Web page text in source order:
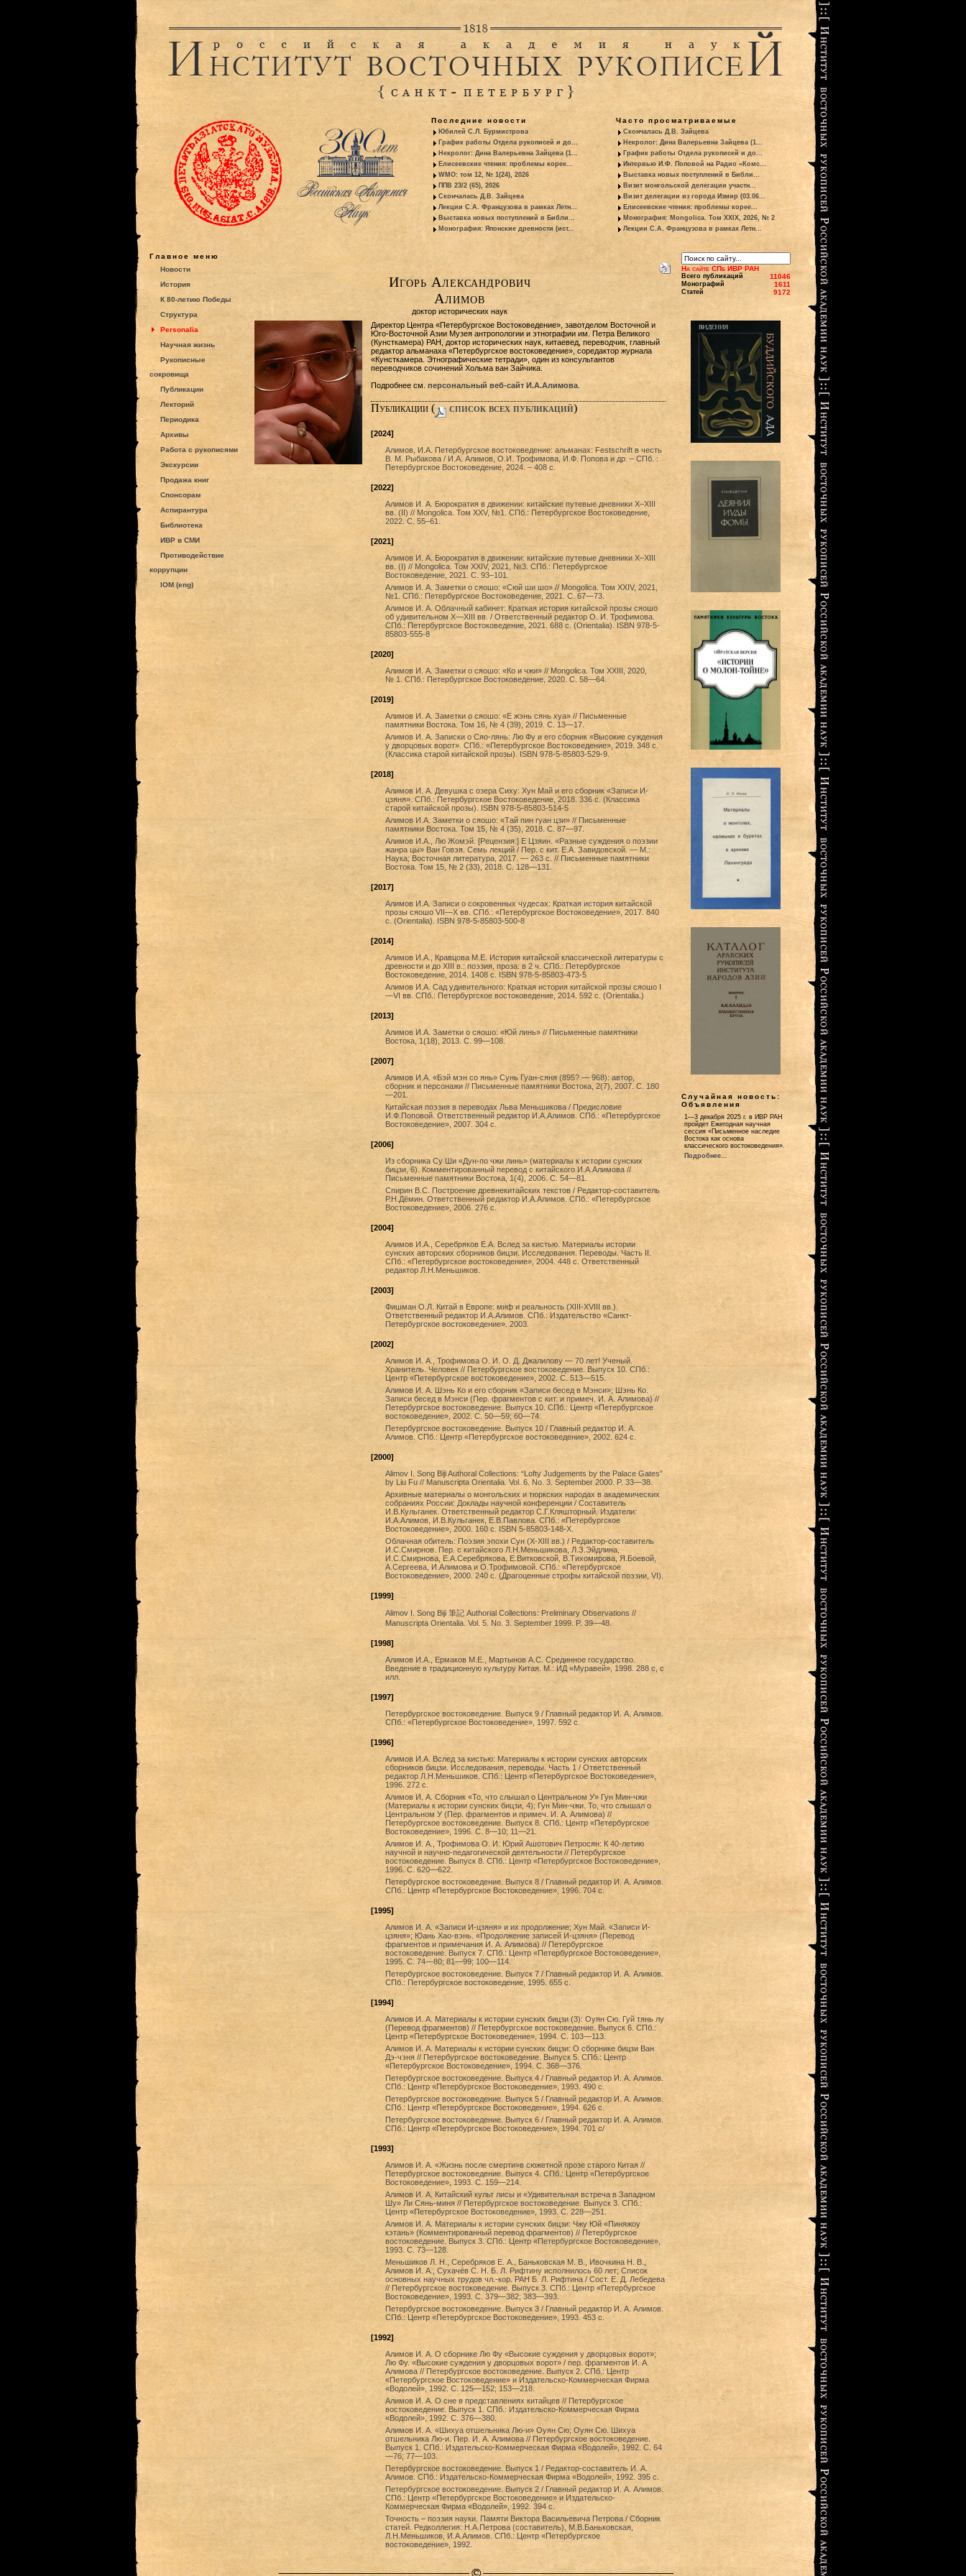
Последние новости
Юбилей С.Л. Бурмистрова
График работы Отдела рукописей и до...
Некролог: Дина Валерьевна Зайцева (1...
Елисеевские чтения: проблемы корее...
WMO: том 12, № 1(24), 2026
ППВ 23/2 (65), 2026
Скончалась Д.В. Зайцева
Лекции С.А. Французова в рамках Летн...
Выставка новых поступлений в Библи...
Монография: Японские древности (ист...
Часто просматриваемые
Скончалась Д.В. Зайцева
Некролог: Дина Валерьевна Зайцева (1...
График работы Отдела рукописей и до...
Интервью И.Ф. Поповой на Радио «Комс...
Выставка новых поступлений в Библи...
Визит монгольской делегации участн...
Визит делегации из города Измир (03.06...
Елисеевские чтения: проблемы корее...
Монография: Mongolica. Том XXIX, 2026, № 2
Лекции С.А. Французова в рамках Летн...
Главное меню
Новости
История
К 80-летию Победы
Структура
Personalia
Научная жизнь
Рукописные
сокровища
Публикации
Лекторий
Периодика
Архивы
Работа с рукописями
Экскурсии
Продажа книг
Спонсорам
Аспирантура
Библиотека
ИВР в СМИ
Противодействие
коррупции
IOM (eng)
Игорь Александрович
Алимов
доктор исторических наук
Директор Центра «Петербургское Востоковедение», завотделом Восточной и
Юго-Восточной Азии Музея антропологии и этнографии им. Петра Великого
(Кунсткамера) РАН, доктор исторических наук, китаевед, переводчик, главный
редактор альманаха «Петербургское востоковедение», соредактор журнала
«Кунсткамера. Этнографические тетради», один из консультантов
переводчиков сочинений Хольма ван Зайчика.
Подробнее см. персональный веб-сайт И.А.Алимова.
Публикации ( cписок всех публикаций)
[2024]
Алимов, И.А. Петербургское востоковедение: альманах: Festschrift в честь
В. М. Рыбакова / И.А. Алимов, О.И. Трофимова, И.Ф. Попова и др. – СПб. :
Петербургское Востоковедение, 2024. – 408 с.
[2022]
Алимов И. А. Бюрократия в движении: китайские путевые дневники X–XIII
вв. (II) // Mongolica. Том XXV, №1. СПб.: Петербургское Востоковедение,
2022. С. 55–61.
[2021]
Алимов И. А. Бюрократия в движении: китайские путевые дневники X–XIII
вв. (I) // Mongolica. Том XXIV, 2021, №3. СПб.: Петербургское
Востоковедение, 2021. С. 93–101.
Алимов И. А. Заметки о сяошо: «Сюй ши шо» // Mongolica. Том XXIV, 2021,
№1. СПб.: Петербургское Востоковедение, 2021. С. 67—73.
Алимов И. А. Облачный кабинет: Краткая история китайской прозы сяошо
об удивительном X—XIII вв. / Ответственный редактор О. И. Трофимова.
СПб.: Петербургское Востоковедение, 2021. 688 с. (Orientalia). ISBN 978-5-
85803-555-8
[2020]
Алимов И. А. Заметки о сяошо: «Ко и чжи» // Mongolica. Том XXIII, 2020,
№ 1. СПб.: Петербургское Востоковедение, 2020. С. 58—64.
[2019]
Алимов И. А. Заметки о сяошо: «Е жэнь сянь хуа» // Письменные
памятники Востока. Том 16, № 4 (39), 2019. С. 13—17.
Алимов И. А. Записки о Сяо-лянь: Лю Фу и его сборник «Высокие суждения
у дворцовых ворот». СПб.: «Петербургское Востоковедение», 2019. 348 с.
(Классика старой китайской прозы). ISBN 978-5-85803-529-9.
[2018]
Алимов И. А. Девушка с озера Сиху: Хун Май и его сборник «Записи И-
цзяня». СПб.: Петербургское Востоковедение, 2018. 336 с. (Классика
старой китайской прозы). ISBN 978-5-85803-514-5
Алимов И.А. Заметки о сяошо: «Тай пин гуан цзи» // Письменные
памятники Востока. Том 15, № 4 (35), 2018. С. 87—97.
Алимов И.А., Лю Жомэй. [Рецензия:] Е Цзяин. «Разные суждения о поэзии
жанра цы» Ван Говэя. Семь лекций / Пер. с кит. Е.А. Завидовской. — М.:
Наука; Восточная литература, 2017. — 263 с. // Письменные памятники
Востока. Том 15, № 2 (33), 2018. С. 128—131.
[2017]
Алимов И.А. Записи о сокровенных чудесах: Краткая история китайской
прозы сяошо VII—X вв. СПб.: «Петербургское Востоковедение», 2017. 840
с. (Orientalia). ISBN 978-5-85803-500-8
[2014]
Алимов И.А., Кравцова М.Е. История китайской классической литературы с
древности и до XIII в.: поэзия, проза: в 2 ч. СПб.: Петербургское
Востоковедение, 2014. 1408 с. ISBN 978-5-85803-473-5
Алимов И.А. Сад удивительного: Краткая история китайской прозы сяошо I
—VI вв. СПб.: Петербургское востоковедение, 2014. 592 с. (Orientalia.)
[2013]
Алимов И.А. Заметки о сяошо: «Юй линь» // Письменные памятники
Востока, 1(18), 2013. С. 99—108.
[2007]
Алимов И.А. «Бэй мэн со янь» Сунь Гуан-сяня (895? — 968): автор,
сборник и персонажи // Письменные памятники Востока, 2(7), 2007. С. 180
—201.
Китайская поэзия в переводах Льва Меньшикова / Предисловие
И.Ф.Поповой. Ответственный редактор И.А.Алимов. СПб.: «Петербургское
Востоковедение», 2007. 304 с.
[2006]
Из сборника Су Ши «Дун-по чжи линь» (материалы к истории сунских
бицзи, 6). Комментированный перевод с китайского И.А.Алимова //
Письменные памятники Востока, 1(4), 2006. С. 54—81.
Спирин В.С. Построение древнекитайских текстов / Редактор-составитель
Р.Н.Дёмин. Ответственный редактор И.А.Алимов. СПб.: «Петербургское
Востоковедение», 2006. 276 с.
[2004]
Алимов И.А., Серебряков Е.А. Вслед за кистью. Материалы истории
сунских авторских сборников бицзи. Исследования. Переводы. Часть II.
СПб.: «Петербургское востоковедение», 2004. 448 с. Ответственный
редактор Л.Н.Меньшиков.
[2003]
Фишман О.Л. Китай в Европе: миф и реальность (XIII-XVIII вв.).
Ответственный редактор И.А.Алимов. СПб.: Издательство «Санкт-
Петербургское востоковедение». 2003.
[2002]
Алимов И. А., Трофимова О. И. О. Д. Джалилову — 70 лет! Ученый.
Хранитель. Человек // Петербургское востоковедение. Выпуск 10. СПб.:
Центр «Петербургское востоковедение», 2002. С. 513—515.
Алимов И. А. Шэнь Ко и его сборник «Записи бесед в Мэнси»; Шэнь Ко.
Записи бесед в Мэнси (Пер. фрагментов с кит. и примеч. И. А. Алимова) //
Петербургское востоковедение. Выпуск 10. СПб.: Центр «Петербургское
востоковедение», 2002. С. 50—59; 60—74.
Петербургское востоковедение. Выпуск 10 / Главный редактор И. А.
Алимов. СПб.: Центр «Петербургское востоковедение», 2002. 624 с.
[2000]
Alimov I. Song Biji Authoral Collections: “Lofty Judgements by the Palace Gates”
by Liu Fu // Manuscripta Orientalia. Vol. 6. No. 3. September 2000. P. 33—38.
Архивные материалы о монгольских и тюркских народах в академических
собраниях России: Доклады научной конференции / Составитель
И.В.Кульганек. Ответственный редактор С.Г.Кляшторный. Издатели:
И.А.Алимов, И.В.Кульганек, Е.В.Павлова. СПб.: «Петербургское
Востоковедение», 2000. 160 с. ISBN 5-85803-148-Х.
Облачная обитель: Поэзия эпохи Сун (X-XIII вв.) / Редактор-составитель
И.С.Смирнов. Пер. с китайского Л.Н.Меньшикова, Л.З.Эйдлина,
И.С.Смирнова, Е.А.Серебрякова, Е.Витковской, В.Тихомирова, Я.Боевой,
А.Сергеева, И.Алимова и О.Трофимовой. СПб.: «Петербургское
Востоковедение», 2000. 240 с. (Драгоценные строфы китайской поэзии, VI).
[1999]
Alimov I. Song Biji 筆記 Authorial Collections: Preliminary Observations //
Manuscripta Orientalia. Vol. 5. No. 3. September 1999. P. 39—48.
[1998]
Алимов И.А., Ермаков М.Е., Мартынов А.С. Срединное государство.
Введение в традиционную культуру Китая. М.: ИД «Муравей», 1998. 288 с, с
илл.
[1997]
Петербургское востоковедение. Выпуск 9 / Главный редактор И. А. Алимов.
СПб.: «Петербургское Востоковедение», 1997. 592 с.
[1996]
Алимов И.А. Вслед за кистью: Материалы к истории сунских авторских
сборников бицзи. Исследования, переводы. Часть 1 / Ответственный
редактор Л.Н.Меньшиков. СПб.: Центр «Петербургское Востоковедение»,
1996. 272 с.
Алимов И. А. Сборник «То, что слышал о Центральном У» Гун Мин-чжи
(Материалы к истории сунских бицзи, 4); Гун Мин-чжи. То, что слышал о
Центральном У (Пер. фрагментов и примеч. И. А. Алимова) //
Петербургское востоковедение. Выпуск 8. СПб.: Центр «Петербургское
Востоковедение», 1996. С. 8—10; 11—21.
Алимов И. А., Трофимова О. И. Юрий Ашотович Петросян: К 40-летию
научной и научно-педагогической деятельности // Петербургское
востоковедение. Выпуск 8. СПб.: Центр «Петербургское Востоковедение»,
1996. С. 620—622.
Петербургское востоковедение. Выпуск 8 / Главный редактор И. А. Алимов.
СПб.: Центр «Петербургское Востоковедение», 1996. 704 с.
[1995]
Алимов И. А. «Записи И-цзяня» и их продолжение; Хун Май. «Записи И-
цзяня»; Юань Хао-вэнь. «Продолжение записей И-цзяня» (Перевод
фрагментов и примечания И. А. Алимова) // Петербургское
востоковедение. Выпуск 7. СПб.: Центр «Петербургское Востоковедение»,
1995. С. 74—80; 81—99; 100—114.
Петербургское востоковедение. Выпуск 7 / Главный редактор И. А. Алимов.
СПб.: Петербургское востоковедение, 1995. 655 с.
[1994]
Алимов И. А. Материалы к истории сунских бицзи (3): Оуян Сю. Гуй тянь лу
(Перевод фрагментов) // Петербургское востоковедение. Выпуск 6. СПб.:
Центр «Петербургское Востоковедение», 1994. С. 103—113.
Алимов И. А. Материалы к истории сунских бицзи: О сборнике бицзи Ван
Дэ-чэня // Петербургское востоковедение. Выпуск 5. СПб.: Центр
«Петербургское Востоковедение», 1994. С. 368—376.
Петербургское востоковедение. Выпуск 4 / Главный редактор И. А. Алимов.
СПб.: Центр «Петербургское Востоковедение», 1993. 490 с.
Петербургское востоковедение. Выпуск 5 / Главный редактор И. А. Алимов.
СПб.: Центр «Петербургское Востоковедение», 1994. 626 с.
Петербургское востоковедение. Выпуск 6 / Главный редактор И. А. Алимов.
СПб.: Центр «Петербургское Востоковедение», 1994. 701 c/
[1993]
Алимов И. А. «Жизнь после смерти»в сюжетной прозе старого Китая //
Петербургское востоковедение. Выпуск 4. СПб.: Центр «Петербургское
Востоковедение», 1993. С. 159—214.
Алимов И. А. Китайский культ лисы и «Удивительная встреча в Западном
Шу» Ли Сянь-миня // Петербургское востоковедение. Выпуск 3. СПб.:
Центр «Петербургское Востоковедение», 1993. С. 228—251.
Алимов И. А. Материалы к истории сунских бицзи: Чжу Юй «Пиняжоу
кэтань» (Комментированный перевод фрагментов) // Петербургское
востоковедение. Выпуск 3. СПб.: Центр «Петербургское Востоковедение»,
1993. С. 73—128.
Меньшиков Л. Н., Серебряков Е. А., Баньковская М. В., Ивочкина Н. В.,
Алимов И. А., Сухачёв С. Н. Б. Л. Рифтину исполнилось 60 лет; Список
основных научных трудов чл.-кор. РАН Б. Л. Рифтина / Сост. Е. Д. Лебедева
// Петербургское востоковедение. Выпуск 3. СПб.: Центр «Петербургское
Востоковедение», 1993. С. 379—382; 383—393.
Петербургское востоковедение. Выпуск 3 / Главный редактор И. А. Алимов.
СПб.: Центр «Петербургское Востоковедение», 1993. 453 с.
[1992]
Алимов И. А. О сборнике Лю Фу «Высокие суждения у дворцовых ворот»;
Лю Фу. «Высокие суждения у дворцовых ворот» / пер. фрагментов И. А.
Алимова // Петербургское востоковедение. Выпуск 2. СПб.: Центр
«Петербургское Востоковедение» и Издательско-Коммерческая Фирма
«Водолей», 1992. С. 125—152; 153—218.
Алимов И. А. О сне в представлениях китайцев // Петербургское
востоковедение. Выпуск 1. СПб.: Издательско-Коммерческая Фирма
«Водолей», 1992. С. 376—380.
Алимов И. А. «Шихуа отшельника Лю-и» Оуян Сю; Оуян Сю. Шихуа
отшельника Лю-и. Пер. И. А. Алимова // Петербургское востоковедение.
Выпуск 1. СПб.: Издательско-Коммерческая Фирма «Водолей», 1992. С. 64
—76; 77—103.
Петербургское востоковедение. Выпуск 1 / Редактор-составитель И. А.
Алимов. СПб.: Издательско-Коммерческая Фирма «Водолей», 1992. 395 с.
Петербургское востоковедение. Выпуск 2 / Главный редактор И. А. Алимов.
СПб.: Центр «Петербургское Востоковедение» и Издательско-
Коммерческая Фирма «Водолей», 1992. 394 с.
Точность – поэзия науки. Памяти Виктора Васильевича Петрова / Сборник
статей. Редколлегия: Н.А.Петрова (составитель), М.В.Баньковская,
Л.Н.Меньшиков, И.А.Алимов. СПб.: Центр «Петербургское
востоковедение», 1992.
На сайте СПб ИВР РАН
Всего публикаций 11046
Монографий 1611
Статей 9172
Случайная новость:
Объявления
1—3 декабря 2025 г. в ИВР РАН
пройдет Ежегодная научная
сессия «Письменное наследие
Востока как основа
классического востоковедения».
Подробнее...